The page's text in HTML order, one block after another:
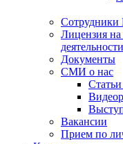
Лицензия
деятельности
Документы
СМИ о нас
Вакансии
Прием по